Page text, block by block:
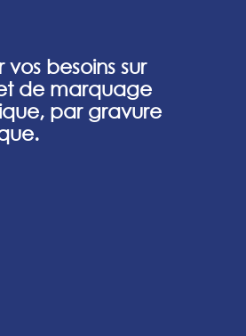
besoins sur
de marquage
par gravure